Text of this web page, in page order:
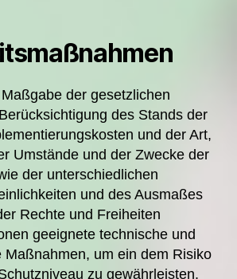
der gesetzlichen
des Stands der
und der Art,
Umstände und der Zwecke der
der unterschiedlichen
und des Ausmaßes
Rechte und Freiheiten
geeignete technische und
Maßnahmen, um ein dem Risiko
zu gewährleisten.